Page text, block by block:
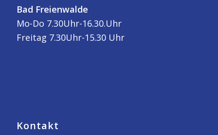
Bad Freienwalde
Mo-Do 7.30Uhr-16.30.Uhr
Freitag 7.30Uhr-15.30 Uhr
Kontakt